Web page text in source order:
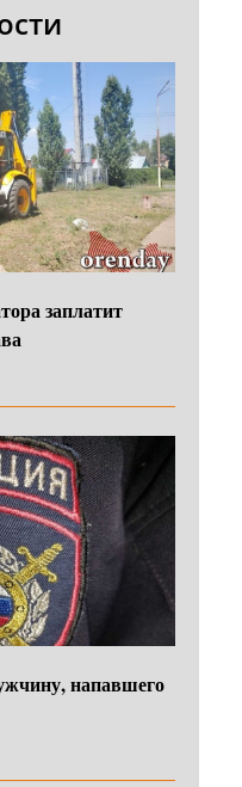
заплатит
напавшего